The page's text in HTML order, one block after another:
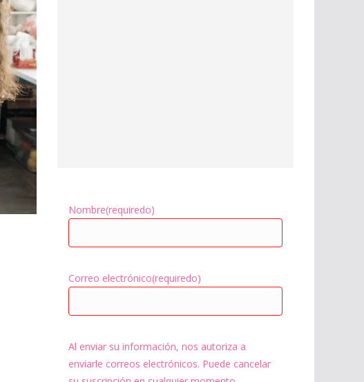
Nombre(requiredo)
Correo electrónico(requiredo)
Al enviar su información, nos autoriza a
enviarle correos electrónicos. Puede cancelar